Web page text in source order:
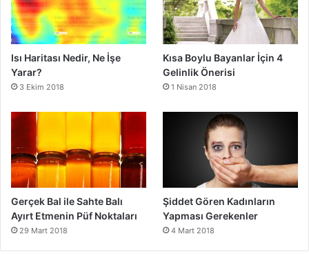
Isı Haritası Nedir, Ne İşe
Yarar?
3 Ekim 2018
Kısa Boylu Bayanlar İçin 4
Gelinlik Önerisi
1 Nisan 2018
Gerçek Bal ile Sahte Balı
Ayırt Etmenin Püf Noktaları
29 Mart 2018
Şiddet Gören Kadınların
Yapması Gerekenler
4 Mart 2018